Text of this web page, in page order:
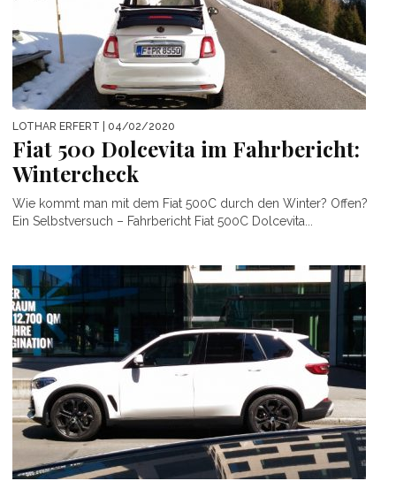
LOTHAR ERFERT | 04/02/2020
Fiat 500 Dolcevita im Fahrbericht:
Wintercheck
Wie kommt man mit dem Fiat 500C durch den Winter? Offen?
Ein Selbstversuch – Fahrbericht Fiat 500C Dolcevita...